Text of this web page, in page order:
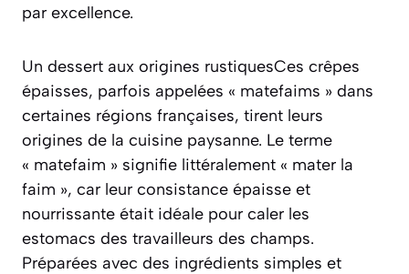
par excellence.
Un dessert aux origines rustiquesCes crêpes
épaisses, parfois appelées « matefaims » dans
certaines régions françaises, tirent leurs
origines de la cuisine paysanne. Le terme
« matefaim » signifie littéralement « mater la
faim », car leur consistance épaisse et
nourrissante était idéale pour caler les
estomacs des travailleurs des champs.
Préparées avec des ingrédients simples et